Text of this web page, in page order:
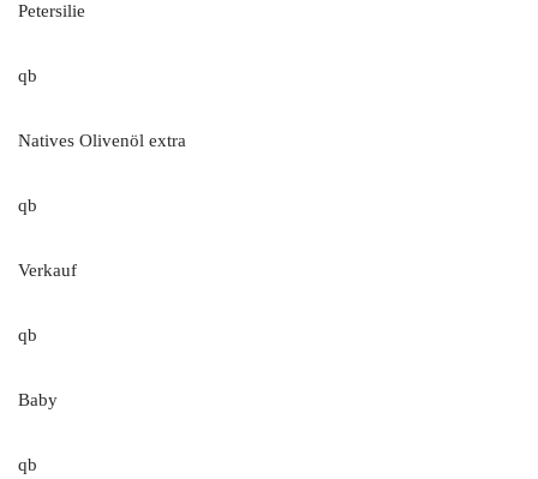
Petersilie
qb
Natives Olivenöl extra
qb
Verkauf
qb
Baby
qb